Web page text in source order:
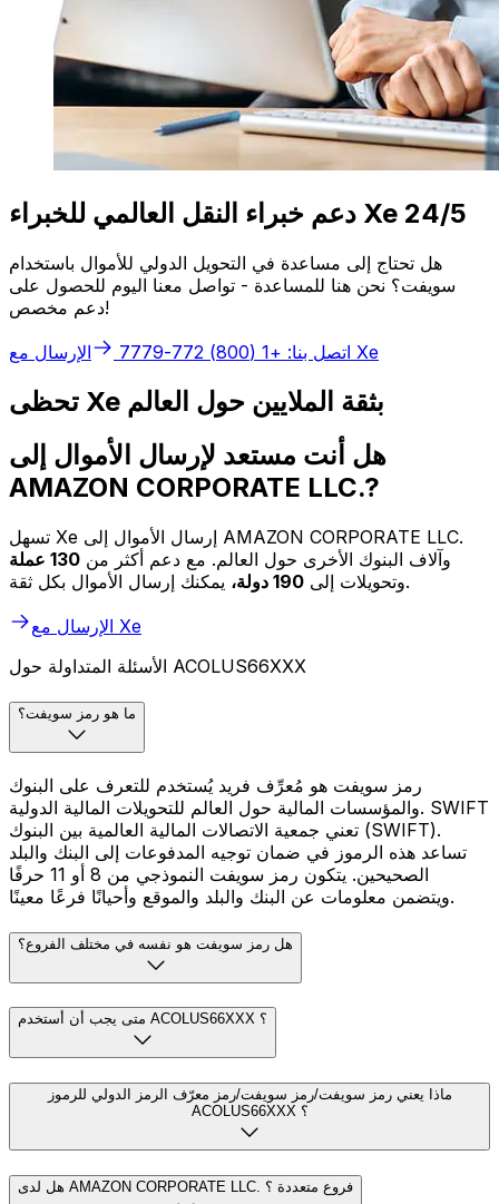
دعم خبراء النقل العالمي للخبراء Xe 24/5
هل تحتاج إلى مساعدة في التحويل الدولي للأموال باستخدام
سويفت؟ نحن هنا للمساعدة - تواصل معنا اليوم للحصول على
دعم مخصص!
اتصل بنا: +1 (800) 772-7779 الإرسال مع Xe
تحظى Xe بثقة الملايين حول العالم
هل أنت مستعد لإرسال الأموال إلى
AMAZON CORPORATE LLC.?
تسهل Xe إرسال الأموال إلى AMAZON CORPORATE LLC.
وآلاف البنوك الأخرى حول العالم. مع دعم أكثر من 130 عملة
وتحويلات إلى 190 دولة،
يمكنك إرسال الأموال بكل ثقة.
الإرسال مع Xe
الأسئلة المتداولة حول ACOLUS66XXX
ما هو رمز سويفت؟
رمز سويفت هو مُعرِّف فريد يُستخدم للتعرف على البنوك
والمؤسسات المالية حول العالم للتحويلات المالية الدولية. SWIFT
تعني جمعية الاتصالات المالية العالمية بين البنوك (SWIFT).
تساعد هذه الرموز في ضمان توجيه المدفوعات إلى البنك والبلد
الصحيحين. يتكون رمز سويفت النموذجي من 8 أو 11 حرفًا
ويتضمن معلومات عن البنك والبلد والموقع وأحيانًا فرعًا معينًا.
هل رمز سويفت هو نفسه في مختلف الفروع؟
متى يجب أن أستخدم ACOLUS66XXX ؟
ماذا يعني رمز سويفت/رمز سويفت/رمز معرّف الرمز الدولي للرموز
ACOLUS66XXX ؟
هل لدى AMAZON CORPORATE LLC. فروع متعددة ؟